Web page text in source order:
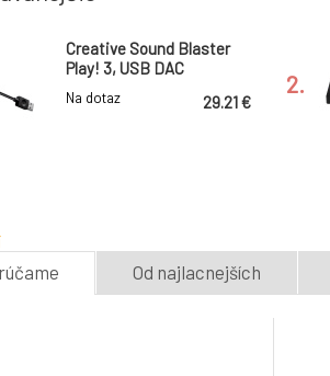
Creative Sound Blaster
Play! 3, USB DAC
convertor, sound card
Na dotaz 29.21 €
2.
Od najlacnejších